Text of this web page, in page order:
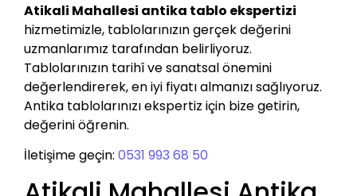
Atikali Mahallesi antika tablo ekspertizi
hizmetimizle, tablolarınızın gerçek değerini
uzmanlarımız tarafından belirliyoruz.
Tablolarınızın tarihî ve sanatsal önemini
değerlendirerek, en iyi fiyatı almanızı sağlıyoruz.
Antika tablolarınızı ekspertiz için bize getirin,
değerini öğrenin.
İletişime geçin: 0531 993 68 50